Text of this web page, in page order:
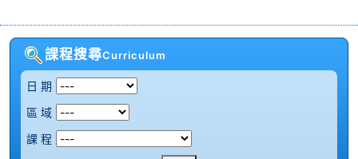
課程搜尋Curriculum
日 期
區 域
課 程